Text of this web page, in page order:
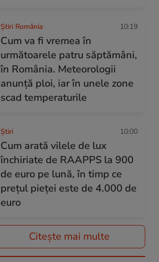
Știri România 10:19
Cum va fi vremea în
următoarele patru săptămâni,
în România. Meteorologii
anunță ploi, iar în unele zone
scad temperaturile
Ştiri 10:00
Cum arată vilele de lux
închiriate de RAAPPS la 900
de euro pe lună, în timp ce
prețul pieței este de 4.000 de
euro
Citește mai multe